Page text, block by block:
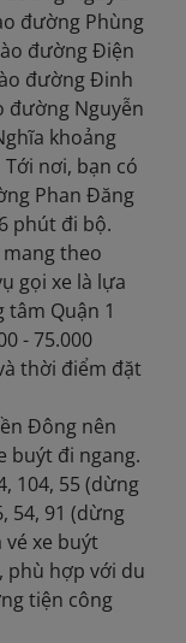
đường Phùng
đường Điện
đường Đinh
đường Nguyễn
khoảng
nơi, bạn có
Phan Đăng
phút đi bộ.
theo
gọi xe là lựa
Quận 1
- 75.000
thời điểm đặt
Đông nên
buýt đi ngang.
104, 55 (dừng
54, 91 (dừng
xe buýt
phù hợp với du
tiện công